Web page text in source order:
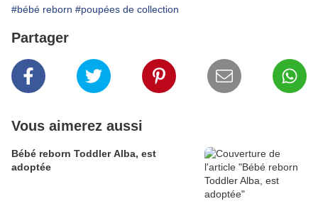
#bébé reborn #poupées de collection
Partager
Vous aimerez aussi
Bébé reborn Toddler Alba, est
adoptée